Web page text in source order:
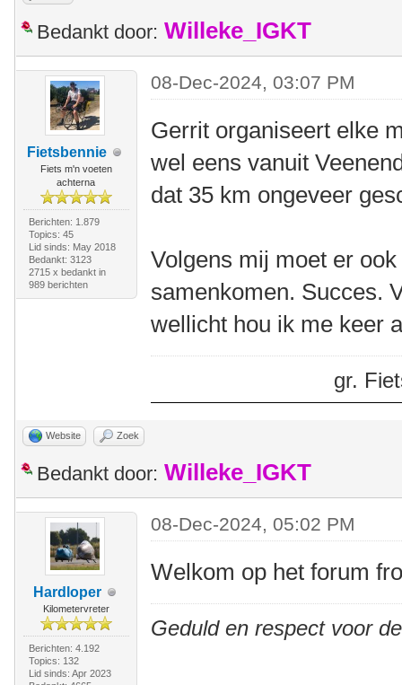
Bedankt door: Willeke_IGKT
Fietsbennie
Fiets m'n voeten
achterna
Berichten: 1.879
Topics: 45
Lid sinds: May 2018
Bedankt: 3123
2715 x bedankt in
989 berichten
08-Dec-2024, 03:07 PM
Gerrit organiseert elke
wel eens vanuit
dat 35 km ongeveer
Volgens mij moet er
samenkomen. Succes.
wellicht hou ik me keer
gr.
Website Zoek
Bedankt door: Willeke_IGKT
Hardloper
Kilometervreter
Berichten: 4.192
Topics: 132
Lid sinds: Apr 2023
08-Dec-2024, 05:02 PM
Welkom op het forum
Geduld en respect voor